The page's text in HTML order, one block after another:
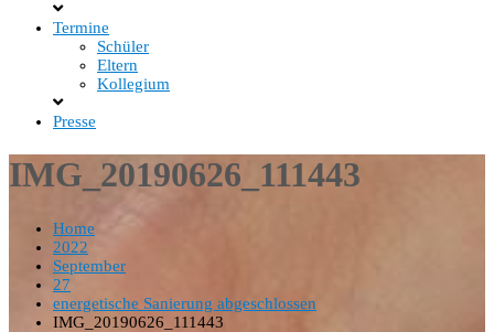
Termine
Schüler
Eltern
Kollegium
Presse
IMG_20190626_111443
Home
2022
September
27
energetische Sanierung abgeschlossen
IMG_20190626_111443